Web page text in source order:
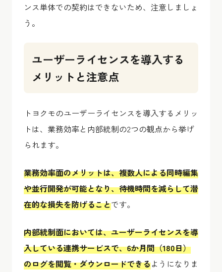
ンス単体での契約はできないため、注意しましょ
う。
ユーザーライセンスを導入する
メリットと注意点
トヨクモのユーザーライセンスを導入するメリッ
トは、業務効率と内部統制の2つの観点から挙げ
られます。
業務効率面のメリットは、複数人による同時編集
や並行開発が可能となり、待機時間を減らして潜
在的な損失を防げることです。
内部統制面においては、ユーザーライセンスを導
入している連携サービスで、6か月間（180日）
のログを閲覧・ダウンロードできるようになりま